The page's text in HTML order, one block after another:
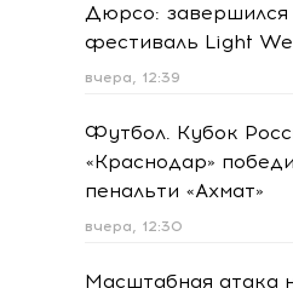
Дюрсо: завершился
фестиваль Light
вчера, 12:39
Футбол. Кубок
«Краснодар»
пенальти «Ахмат»
вчера, 12:30
Масштабная атака